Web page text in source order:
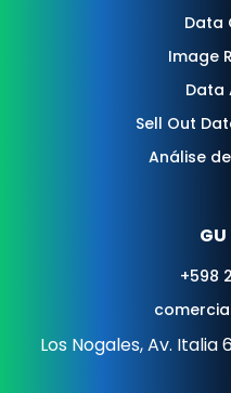
Data
Image
Data
Sell Out
Análise
+598
Los Nogales, Av. Italia